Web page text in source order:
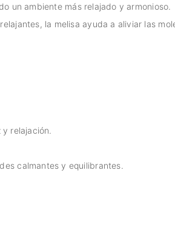
un ambiente más relajado y armonioso.
la melisa ayuda a aliviar las
relajación.
calmantes y equilibrantes.